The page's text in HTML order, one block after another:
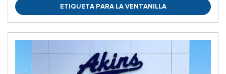
ETIQUETA PARA LA VENTANILLA